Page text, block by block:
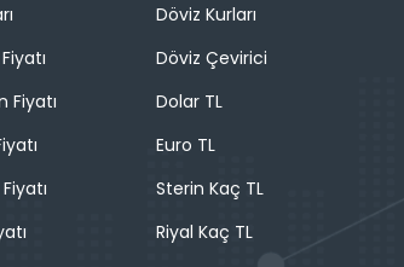
Fiyatı
Döviz Kurları
Döviz Çevirici
Dolar TL
Euro TL
Sterin Kaç TL
Riyal Kaç TL